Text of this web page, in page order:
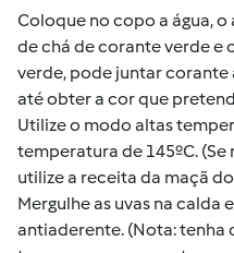
Coloque no copo a água,
de chá de corante verde e
verde, pode juntar
até obter a cor que
Utilize o modo altas
temperatura de 145ºC. (Se
utilize a receita da maçã
Mergulhe as uvas na calda
antiaderente. (Nota: tenha